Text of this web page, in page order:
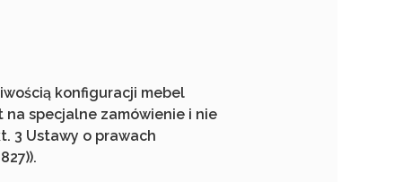
konfiguracji mebel
specjalne zamówienie i nie
3 Ustawy o prawach